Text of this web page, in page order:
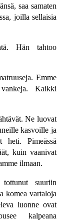
saa samaten
joilla sellaisia
Hän tahtoo
Emme
Kaikki
Ne luovat
kasvoille ja
heti. Pimeässä
kuin vaanivat
ilmaan.
suuriin
komea vartaloja
luonne ovat
kalpeana